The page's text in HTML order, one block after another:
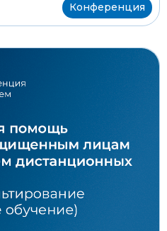
Конференция